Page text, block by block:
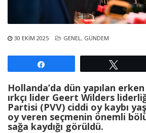
30 EKIM 2025 GENEL , GÜNDEM
Hollanda’da dün yapılan
ırkçı lider Geert Wilders
Partisi (PVV) ciddi oy kaybı
oy veren seçmenin önemli
sağa kaydığı görüldü.